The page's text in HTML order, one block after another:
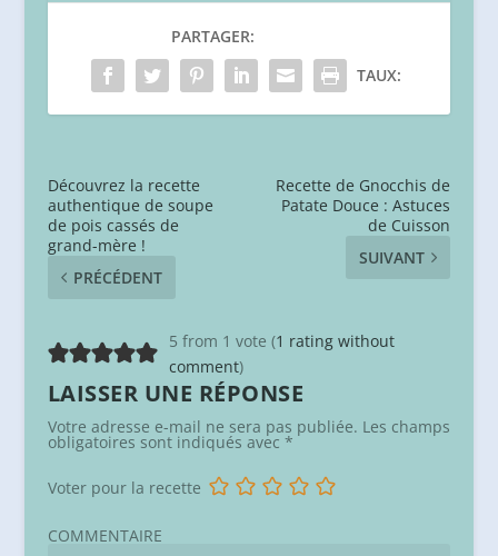
PARTAGER:
TAUX:
Découvrez la recette
authentique de soupe
de pois cassés de
grand-mère !
PRÉCÉDENT
Recette de Gnocchis de
Patate Douce : Astuces
de Cuisson
SUIVANT
5 from 1 vote (1 rating without
comment)
LAISSER UNE RÉPONSE
Votre adresse e-mail ne sera pas publiée. Les champs
obligatoires sont indiqués avec *
Voter pour la recette
COMMENTAIRE